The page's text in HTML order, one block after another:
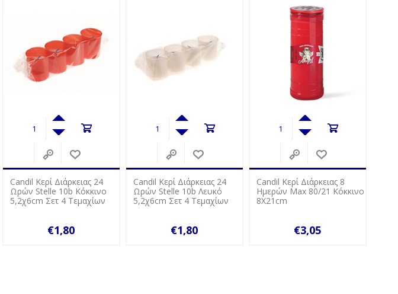
Candil Κερί Διάρκειας 24
Ωρών Stelle 10b Λευκό
5,2χ6cm Σετ 4 Τεμαχίων
€1,80
Candil Κερί Διάρκειας 8
Ημερών Max 80/21 Κόκκινο
8Χ21cm
€3,05
Candil Κερί 20Τ Διάρκειας 2
Ημερών Κόκκινο 6X9cm
€0,87